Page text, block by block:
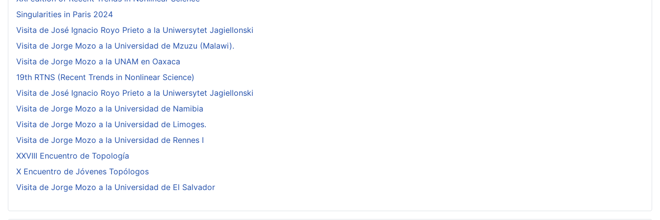
Singularities in Paris 2024
Visita de José Ignacio Royo Prieto a la Uniwersytet Jagiellonski
Visita de Jorge Mozo a la Universidad de Mzuzu (Malawi).
Visita de Jorge Mozo a la UNAM en Oaxaca
19th RTNS (Recent Trends in Nonlinear Science)
Visita de José Ignacio Royo Prieto a la Uniwersytet Jagiellonski
Visita de Jorge Mozo a la Universidad de Namibia
Visita de Jorge Mozo a la Universidad de Limoges.
Visita de Jorge Mozo a la Universidad de Rennes I
XXVIII Encuentro de Topología
X Encuentro de Jóvenes Topólogos
Visita de Jorge Mozo a la Universidad de El Salvador